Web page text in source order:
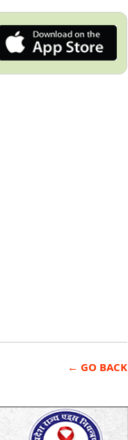
← GO BACK